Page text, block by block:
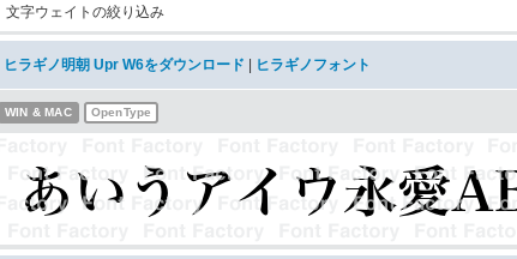
文字ウェイトの絞り込み
ヒラギノ明朝 Upr W6をダウンロード ヒラギノフォント
WIN & MAC OpenType